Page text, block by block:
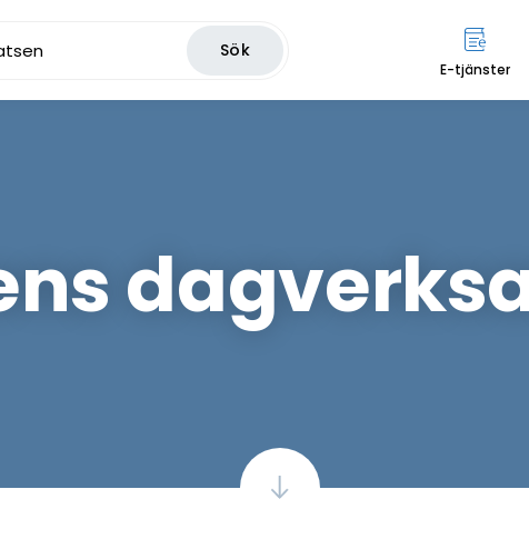
Sök
E-tjänster